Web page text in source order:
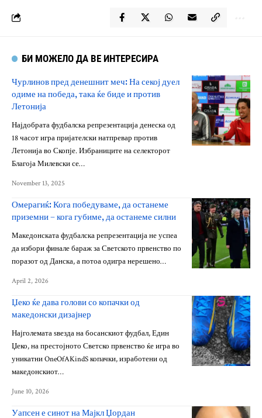
БИ МОЖЕЛО ДА ВЕ ИНТЕРЕСИРА
Чурлинов пред денешнит меч: На секој дуел
одиме на победа, така ќе биде и против
Летонија
Најдобрата фудбалска репрезентација денеска од
18 часот игра пријателски натпревар против
Летонија во Скопје. Избраниците на селекторот
Благоја Милевски се…
November 13, 2025
Омерагиќ: Кога победуваме, да останеме
приземни – кога губиме, да останеме силни
Македонската фудбалска репрезентација не успеа
да избори финале бараж за Светското првенство по
поразот од Данска, а потоа одигра нерешено…
April 2, 2026
Џеко ќе дава голови со копачки од
македонски дизајнер
Најголемата ѕвезда на босанскиот фудбал, Един
Џеко, на престојното Светско првенство ќе игра во
уникатни OneOfAKindS копачки, изработени од
македонскиот…
June 10, 2026
Уапсен е синот на Мајкл Џордан